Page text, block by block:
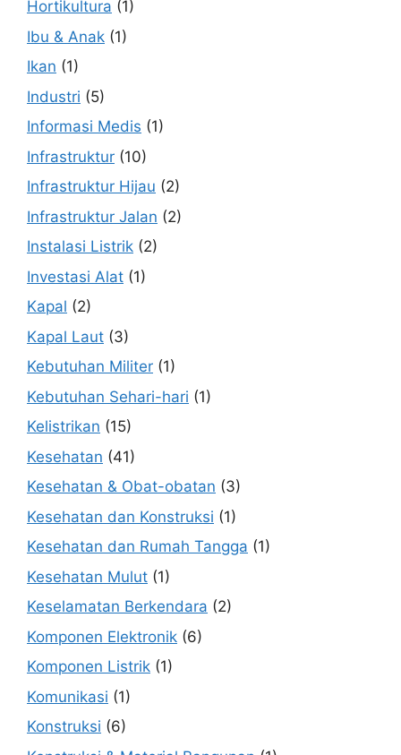
Hortikultura (1)
Ibu & Anak (1)
Ikan (1)
Industri (5)
Informasi Medis (1)
Infrastruktur (10)
Infrastruktur Hijau (2)
Infrastruktur Jalan (2)
Instalasi Listrik (2)
Investasi Alat (1)
Kapal (2)
Kapal Laut (3)
Kebutuhan Militer (1)
Kebutuhan Sehari-hari (1)
Kelistrikan (15)
Kesehatan (41)
Kesehatan & Obat-obatan (3)
Kesehatan dan Konstruksi (1)
Kesehatan dan Rumah Tangga (1)
Kesehatan Mulut (1)
Keselamatan Berkendara (2)
Komponen Elektronik (6)
Komponen Listrik (1)
Komunikasi (1)
Konstruksi (6)